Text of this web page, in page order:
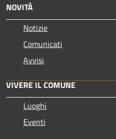
NOVITÀ
Notizie
Comunicati
Avvisi
VIVERE IL COMUNE
Luoghi
Eventi